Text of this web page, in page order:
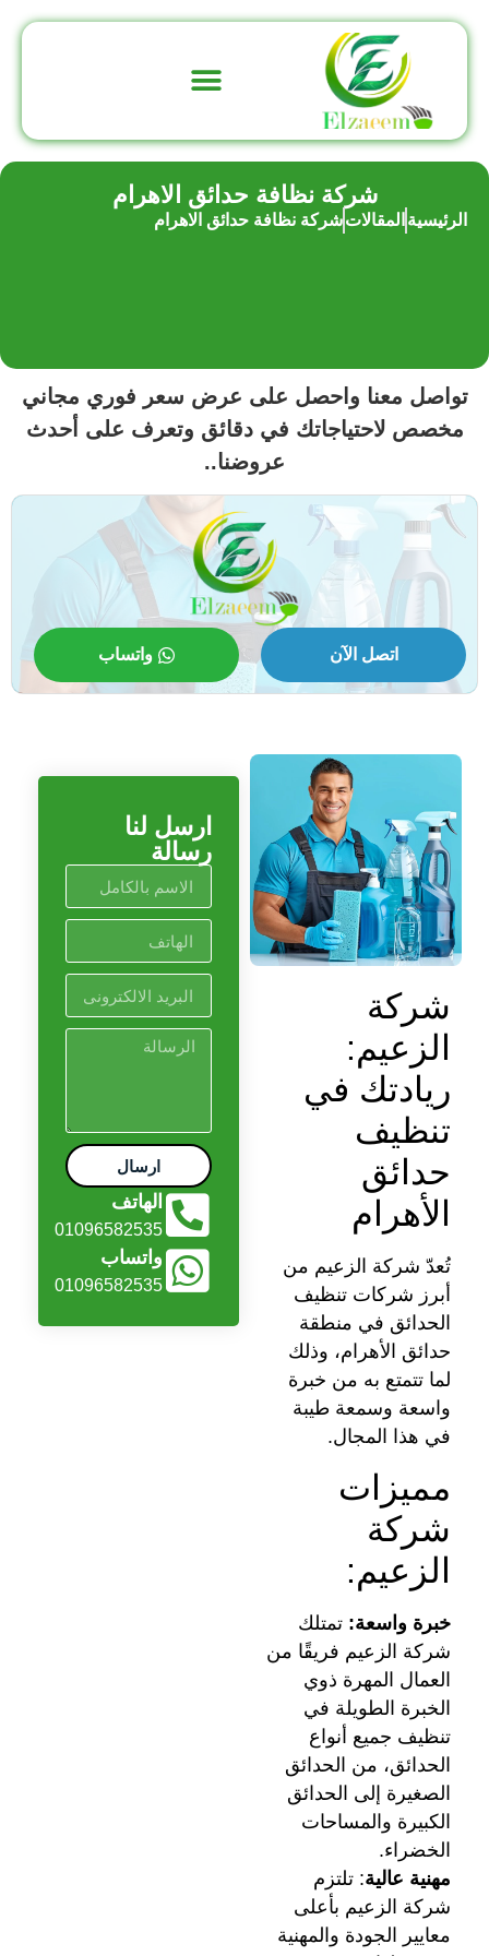
شركة نظافة حدائق الاهرام
الرئيسية المقالاتشركة نظافة حدائق الاهرام
تواصل معنا واحصل على عرض سعر فوري مجاني
مخصص لاحتياجاتك في دقائق وتعرف على أحدث
عروضنا..
اتصل الآن واتساب
شركة
الزعيم:
ريادتك في
تنظيف
حدائق
الأهرام
تُعدّ شركة الزعيم من
أبرز شركات تنظيف
الحدائق في منطقة
حدائق الأهرام، وذلك
لما تتمتع به من خبرة
واسعة وسمعة طيبة
في هذا المجال.
مميزات
شركة
الزعيم:
خبرة واسعة: تمتلك
شركة الزعيم فريقًا من
العمال المهرة ذوي
الخبرة الطويلة في
تنظيف جميع أنواع
الحدائق، من الحدائق
الصغيرة إلى الحدائق
الكبيرة والمساحات
الخضراء.
مهنية عالية: تلتزم
شركة الزعيم بأعلى
معايير الجودة والمهنية
ارسل لنا
رسالة
ارسال
الهاتف
01096582535
واتساب
01096582535